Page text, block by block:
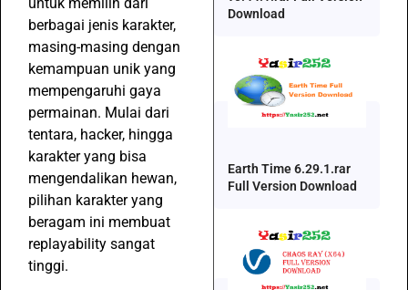
berbagai jenis karakter,
masing-masing dengan
kemampuan unik yang
mempengaruhi gaya
permainan. Mulai dari
tentara, hacker, hingga
karakter yang bisa
mengendalikan hewan,
pilihan karakter yang
beragam ini membuat
replayability sangat
tinggi.
Download
Earth Time 6.29.1.rar
Full Version Download